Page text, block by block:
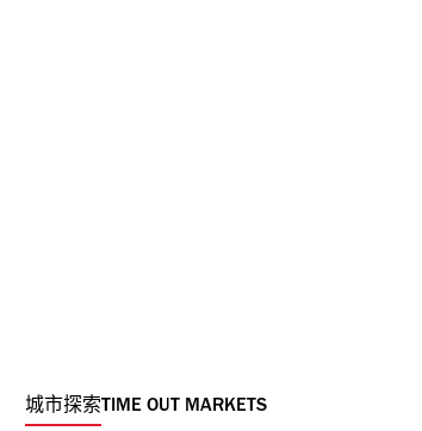
城市探索TIME OUT MARKETS